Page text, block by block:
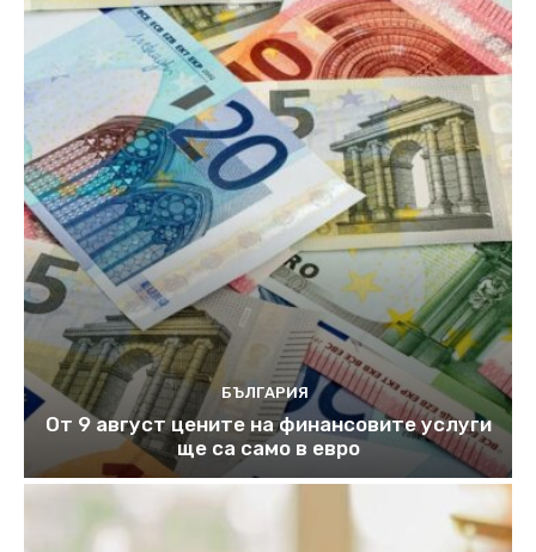
БЪЛГАРИЯ
От 9 август цените на финансовите услуги
ще са само в евро